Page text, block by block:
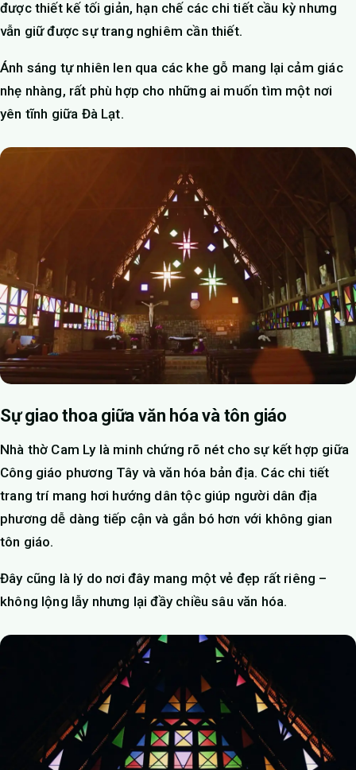
được thiết kế tối giản, hạn chế các chi tiết cầu kỳ nhưng
vẫn giữ được sự trang nghiêm cần thiết.
Ánh sáng tự nhiên len qua các khe gỗ mang lại cảm giác
nhẹ nhàng, rất phù hợp cho những ai muốn tìm một nơi
yên tĩnh giữa Đà Lạt.
Sự giao thoa giữa văn hóa và tôn giáo
Nhà thờ Cam Ly là minh chứng rõ nét cho sự kết hợp giữa
Công giáo phương Tây và văn hóa bản địa. Các chi tiết
trang trí mang hơi hướng dân tộc giúp người dân địa
phương dễ dàng tiếp cận và gắn bó hơn với không gian
tôn giáo.
Đây cũng là lý do nơi đây mang một vẻ đẹp rất riêng –
không lộng lẫy nhưng lại đầy chiều sâu văn hóa.